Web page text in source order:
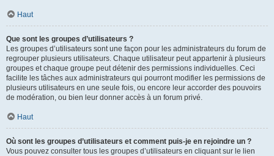
Haut
Que sont les groupes d’utilisateurs ?
Les groupes d’utilisateurs sont une façon pour les administrateurs du forum de
regrouper plusieurs utilisateurs. Chaque utilisateur peut appartenir à plusieurs
groupes et chaque groupe peut détenir des permissions individuelles. Ceci
facilite les tâches aux administrateurs qui pourront modifier les permissions de
plusieurs utilisateurs en une seule fois, ou encore leur accorder des pouvoirs
de modération, ou bien leur donner accès à un forum privé.
Haut
Où sont les groupes d’utilisateurs et comment puis-je en rejoindre un ?
Vous pouvez consulter tous les groupes d’utilisateurs en cliquant sur le lien